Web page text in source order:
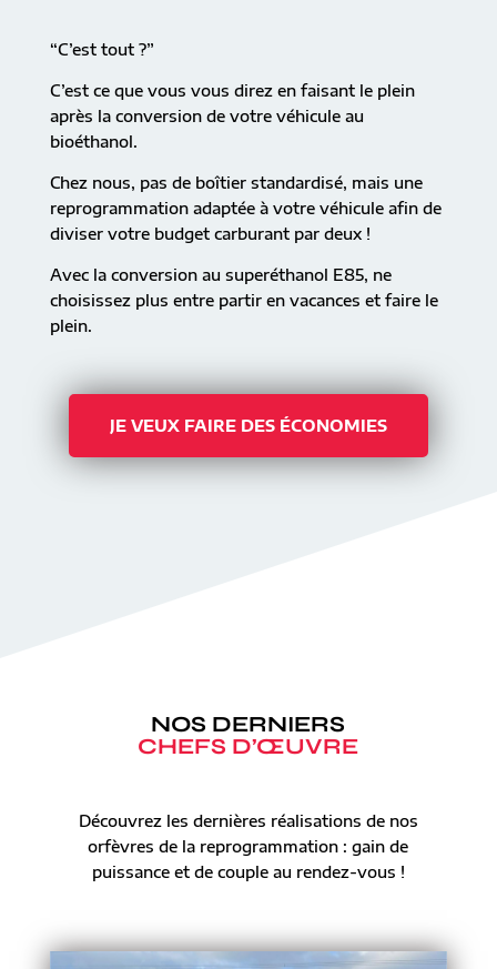
“C’est tout ?”
C’est ce que vous vous direz en faisant le plein
après la conversion de votre véhicule au
bioéthanol.
Chez nous, pas de boîtier standardisé, mais une
reprogrammation adaptée à votre véhicule afin de
diviser votre budget carburant par deux !
Avec la conversion au superéthanol E85, ne
choisissez plus entre partir en vacances et faire le
plein.
JE VEUX FAIRE DES ÉCONOMIES
NOS DERNIERS
CHEFS D’ŒUVRE
Découvrez les dernières réalisations de nos
orfèvres de la reprogrammation : gain de
puissance et de couple au rendez-vous !